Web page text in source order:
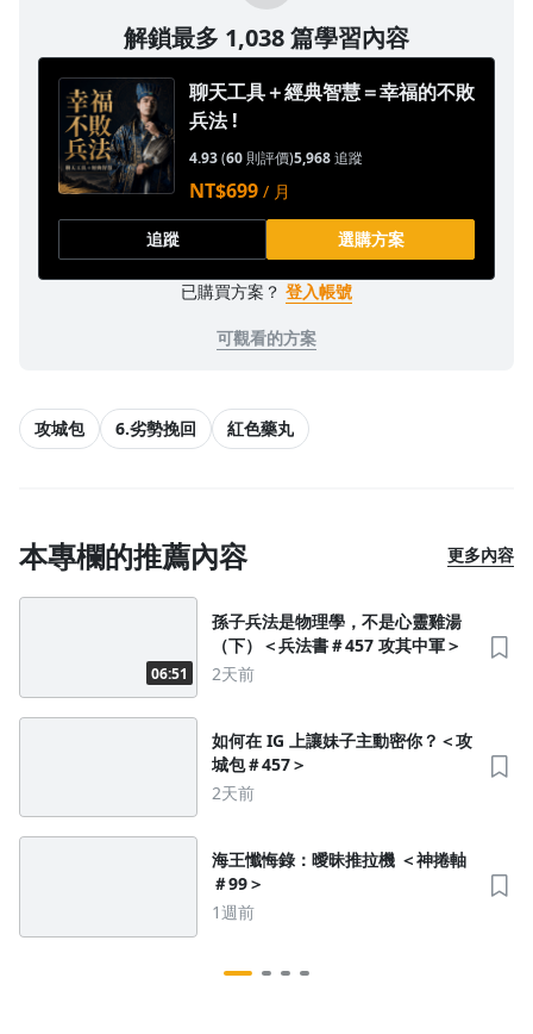
解鎖最多 1,038 篇學習內容
聊天工具＋經典智慧＝幸福的不敗
兵法 !
4.93(60 則評價)5,968追蹤
NT$699 / 月
追蹤 選購方案
已購買方案？ 登入帳號
可觀看的方案
攻城包 6.劣勢挽回 紅色藥丸
本專欄的推薦內容 更多內容
06:51
孫子兵法是物理學，不是心靈雞湯
（下）＜兵法書＃457 攻其中軍＞
2天前
如何在 IG 上讓妹子主動密你？＜攻
城包＃457＞
2天前
海王懺悔錄：曖昧推拉機 ＜神捲軸
＃99＞
1週前